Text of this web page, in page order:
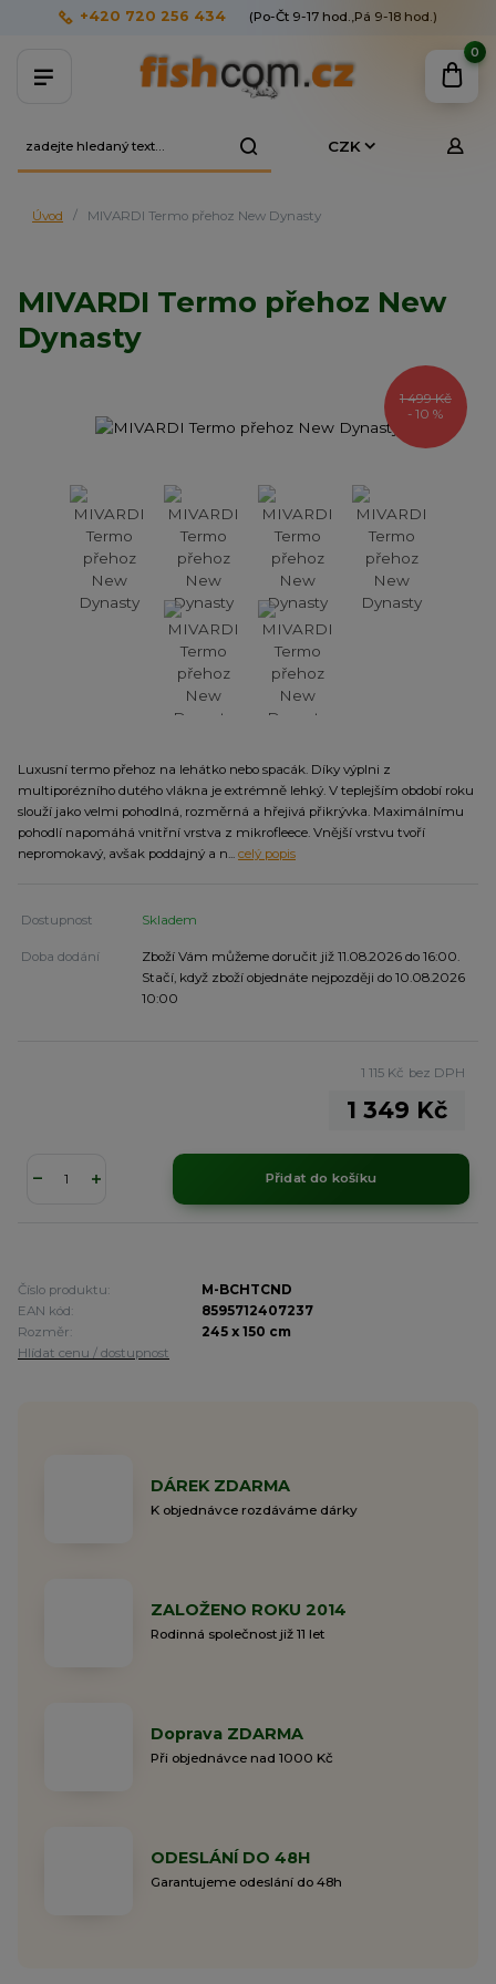
CZK
+420 720 256 434 (Po-Čt 9-17 hod.,Pá 9-18 hod.)
0
Úvod MIVARDI Termo přehoz New Dynasty
MIVARDI Termo přehoz New
Dynasty
1 499 Kč
- 10 %
Luxusní termo přehoz na lehátko nebo spacák. Díky výplni z
multiporézního dutého vlákna je extrémně lehký. V teplejším období roku
slouží jako velmi pohodlná, rozměrná a hřejivá přikrývka. Maximálnímu
pohodlí napomáhá vnitřní vrstva z mikrofleece. Vnější vrstvu tvoří
nepromokavý, avšak poddajný a n... celý popis
Dostupnost Skladem
Doba dodání
Zboží Vám můžeme doručit již 11.08.2026 do 16:00.
Stačí, když zboží objednáte nejpozději do 10.08.2026
10:00
1 349 Kč
1 115 Kč bez DPH
Přidat do košíku
Číslo produktu:
M-BCHTCND
EAN kód:
8595712407237
Rozměr:
245 x 150 cm
Hlídat cenu / dostupnost
DÁREK ZDARMA
K objednávce rozdáváme dárky
ZALOŽENO ROKU 2014
Rodinná společnost již 11 let
Doprava ZDARMA
Při objednávce nad 1000 Kč
ODESLÁNÍ DO 48H
Garantujeme odeslání do 48h